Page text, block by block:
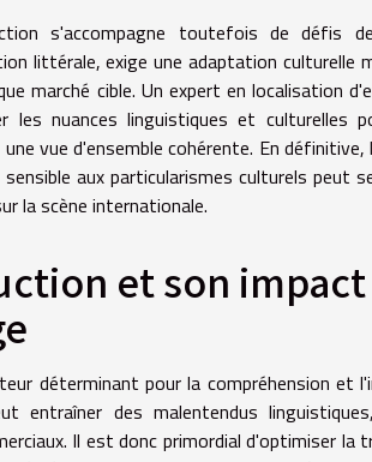
s'accompagne toutefois de défis
littérale, exige une adaptation culturelle
marché cible. Un expert en localisation
les nuances linguistiques et culturelles
vue d'ensemble cohérente. En définitive,
aux particularismes culturels peut
la scène internationale.
et son
déterminant pour la compréhension et
entraîner des malentendus
Il est donc primordial d'optimiser la